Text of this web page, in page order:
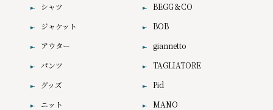
シャツ
ジャケット
アウター
パンツ
グッズ
ニット
BEGG＆CO
BOB
giannetto
TAGLIATORE
Pid
MANO